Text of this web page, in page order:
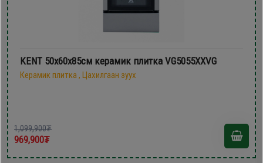
KENT 50х60x85см керамик плитка VG5055XXVG
Керамик плитка , Цахилгаан зуух
1,099,900₮
969,900₮